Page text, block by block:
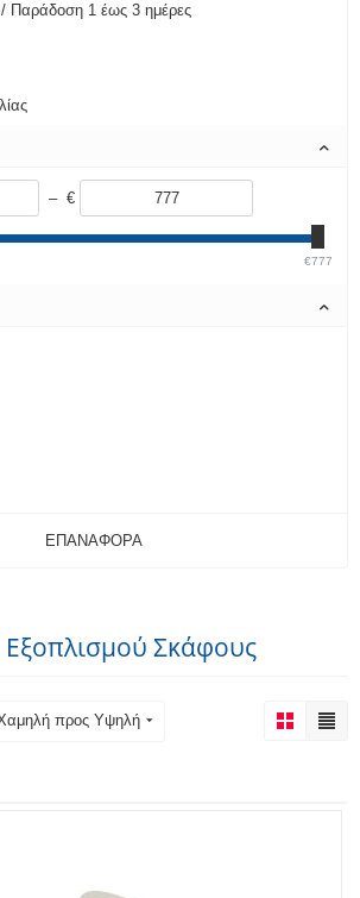
Παράδοση 1 έως 3 ημέρες
– €
€777
ΕΠΑΝΑΦΟΡΆ
Σκάφους
προς Υψηλή